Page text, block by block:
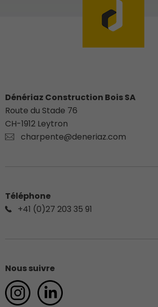
Dénériaz Construction Bois SA
Route du Stade 76
CH-1912 Leytron
charpente@deneriaz.com
Téléphone
+41 (0)27 203 35 91
Nous suivre